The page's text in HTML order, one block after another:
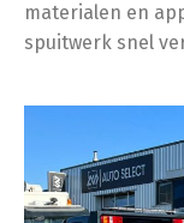
materialen en
spuitwerk snel